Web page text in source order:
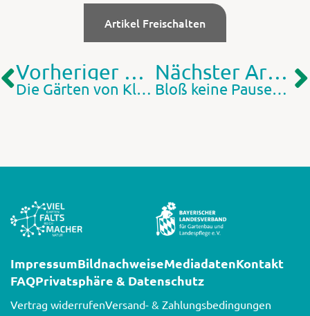
Artikel Freischalten
Vorheriger Artikel
Die Gärten von KlosternBenediktbeuern
Nächster Artikel
Bloß keine Pausen machen – 10 Lückenfüller für den Hochsommer
ImpressumBildnachweiseMediadatenKontakt
FAQPrivatsphäre & Datenschutz
Vertrag widerrufenVersand- & Zahlungsbedingungen